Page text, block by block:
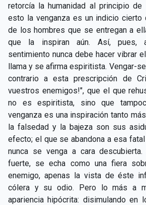
CAPÍTULO XX - Los obreros de la
CAPÍTULO XXI - Habrá falsos
profetas
CAPÍTULO XXII - No separéis lo
CAPÍTULO XXIII - Moral extraña
CAPÍTULO XXIV - No pongáis la
celemín
CAPÍTULO XXV - Buscad y
CAPÍTULO XXVI - Dad
gratuitamente
CAPÍTULO XXVII - Pedid y se os
retorcía la humanidad al principio
esto la venganza es un indicio cierto
de los hombres que se entregan a
que la inspiran aún. Así, pues,
sentimiento nunca debe hacer vibrar
llama y se afirma espiritista. Vengar-
contrario a esta prescripción de
vuestros enemigos!", que el que
no es espiritista, sino que
venganza es una inspiración tanto
la falsedad y la bajeza son sus
efecto; el que se abandona a esa
nunca se venga a cara
fuerte, se echa como una fiera
enemigo, apenas la vista de éste
cólera y su odio. Pero lo más a
apariencia hipócrita: disimulando en